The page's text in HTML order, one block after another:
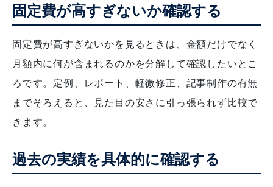
固定費が高すぎないか確認する
固定費が高すぎないかを見るときは、金額だけでなく
月額内に何が含まれるのかを分解して確認したいとこ
ろです。定例、レポート、軽微修正、記事制作の有無
までそろえると、見た目の安さに引っ張られず比較で
きます。
過去の実績を具体的に確認する